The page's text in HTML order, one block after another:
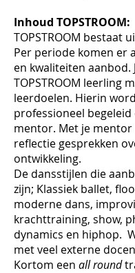
Inhoud TOPSTROOM:
TOPSTROOM bestaat
Per periode komen er
en kwaliteiten aanbod.
TOPSTROOM leerling
leerdoelen. Hierin
professioneel
mentor. Met je mentor
reflectie gesprekken
ontwikkeling.
De dansstijlen die
zijn; Klassiek ballet,
moderne dans,
krachttraining, show,
dynamics en hiphop.
met veel externe
Kortom een all round